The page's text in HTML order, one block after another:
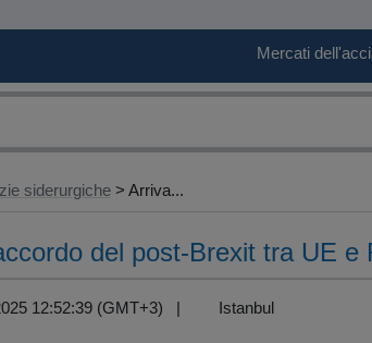
Mercati
siderurgiche > Arriva...
del post-Brexit tra UE e
12:52:39 (GMT+3) | Istanbul